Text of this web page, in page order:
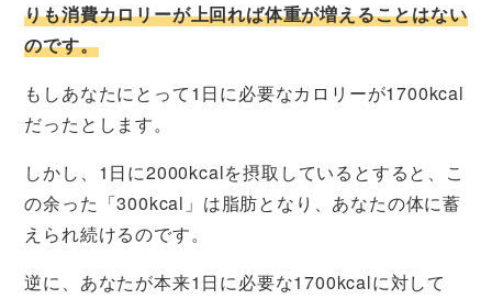
りも消費カロリーが上回れば体重が増えることはない
のです。
もしあなたにとって1日に必要なカロリーが1700kcal
だったとします。
しかし、1日に2000kcalを摂取しているとすると、こ
の余った「300kcal」は脂肪となり、あなたの体に蓄
えられ続けるのです。
逆に、あなたが本来1日に必要な1700kcalに対して